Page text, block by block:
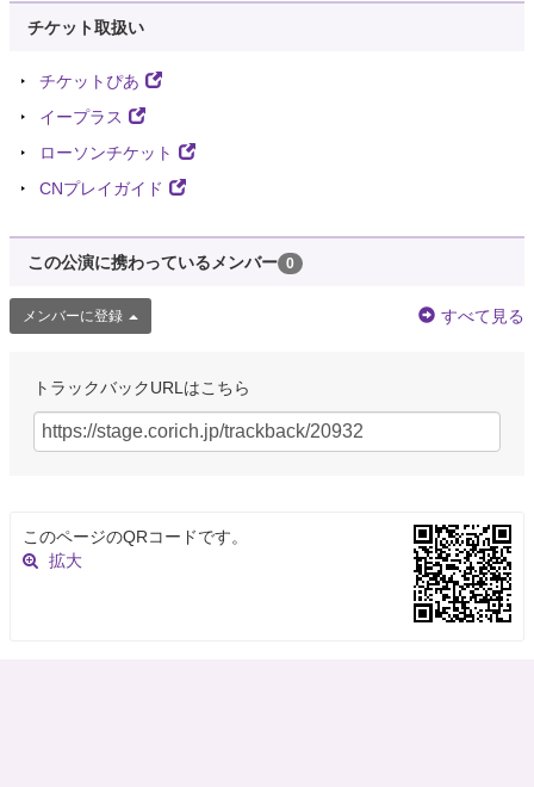
チケット取扱い
チケットぴあ
イープラス
ローソンチケット
CNプレイガイド
この公演に携わっているメンバー 0
メンバーに登録 すべて見る
トラックバックURLはこちら
このページのQRコードです。
拡大